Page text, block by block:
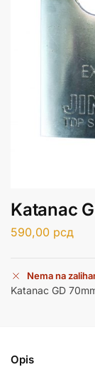
Katanac
590,00 рсд
Nema na
Katanac GD
Opis